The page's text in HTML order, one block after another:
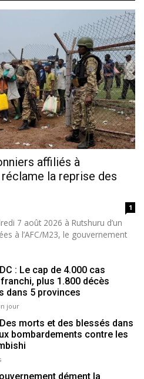
affiliés à
réclame la reprise des
1
7 août 2026 à Rutshuru d’un
à l’AFC/M23, le gouvernement
: Le cap de 4.000 cas
plus 1.800 décès
dans 5 provinces
jour
morts et des blessés dans
bombardements contre les
dément la